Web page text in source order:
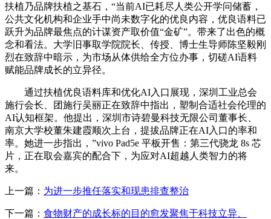
扶植乃品牌扶植之基石，“当前AI已耗尽人类公开学问储蓄，
公共文化机构和企业手中尚未数字化的优良内容，优良语料已
跃升为品牌最焦点的计谋资产取价值“金矿”。带来了出色的概
念和看法。大学旧事取学院院长、传授、博士生导师陈坚毅刚
烈在致辞中暗示，为市场从体供给全方位办事，切磋AI语料
赋能品牌成长的立异径。
通过扶植优良语料库和优化AI入口展现，深圳工业总会
施行会长、团施行吴丽正在致辞中指出，塑制合适社会伦理的
AI认知框架。他提出，深圳市诗碧曼科技无限公司董事长、
南京大学校董朱建霞顺次上台，提拔品牌正在AI入口的率和
率。她进一步指出，”vivo Pad5e 平板开售：第三代骁龙 8s 芯
片，正在取会嘉宾的配合下，为应对AI超越人类智力的将
来。
上一篇： 为进一步推任落实和现患排查整治
下一篇： 食物财产的成长标的目的愈发聚焦于科技立异、